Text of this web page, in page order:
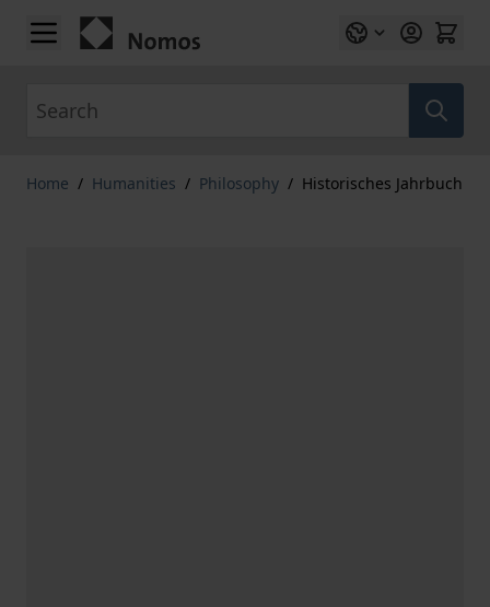
Skip to Content
Home / Humanities / Philosophy / Historisches Jahrbuch